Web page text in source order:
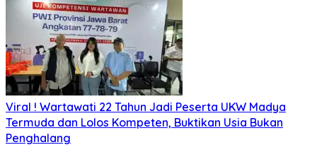
Viral ! Wartawati 22 Tahun Jadi Peserta UKW Madya
Termuda dan Lolos Kompeten, Buktikan Usia Bukan
Penghalang